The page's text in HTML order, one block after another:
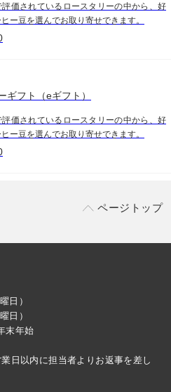
評価されているロースタリーの中から、好
ー豆を選んでお取り寄せできます。
ギフト（eギフト）
評価されているロースタリーの中から、好
ー豆を選んでお取り寄せできます。
ページトップ
日）
日）
末年始
日以内に担当者よりお返事を差し